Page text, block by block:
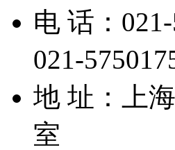
电 话：
021-
地 址：上
室